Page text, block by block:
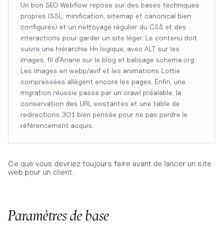
Un bon SEO Webflow repose sur des bases techniques
propres (SSL, minification, sitemap et canonical bien
configurés) et un nettoyage régulier du CSS et des
interactions pour garder un site léger. Le contenu doit
suivre une hiérarchie Hn logique, avec ALT sur les
images, fil d'Ariane sur le blog et balisage schema.org.
Les images en webp/avif et les animations Lottie
compressées allègent encore les pages. Enfin, une
migration réussie passe par un crawl préalable, la
conservation des URL existantes et une table de
redirections 301 bien pensée pour ne pas perdre le
référencement acquis.
Ce que vous devriez toujours faire avant de lancer un site
web pour un client.
Paramètres de base